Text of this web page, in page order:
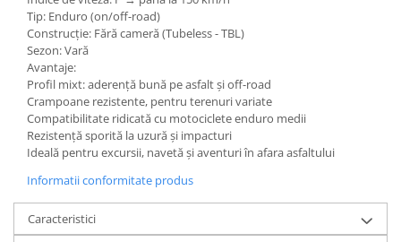
Tip: Enduro (on/off-road)
Construcție: Fără cameră (Tubeless - TBL)
Sezon: Vară
Avantaje:
Profil mixt: aderență bună pe asfalt și off-road
Crampoane rezistente, pentru terenuri variate
Compatibilitate ridicată cu motociclete enduro medii
Rezistență sporită la uzură și impacturi
Ideală pentru excursii, navetă și aventuri în afara asfaltului
Informatii conformitate produs
Caracteristici